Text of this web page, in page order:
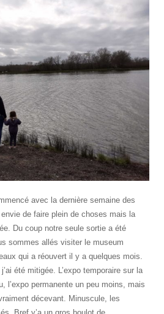
avec la dernière semaine des
de faire plein de choses mais la
Du coup notre seule sortie a été
sommes allés visiter le museum
qui a réouvert il y a quelques mois.
été mitigée. L’expo temporaire sur la
l’expo permanente un peu moins, mais
décevant. Minuscule, les